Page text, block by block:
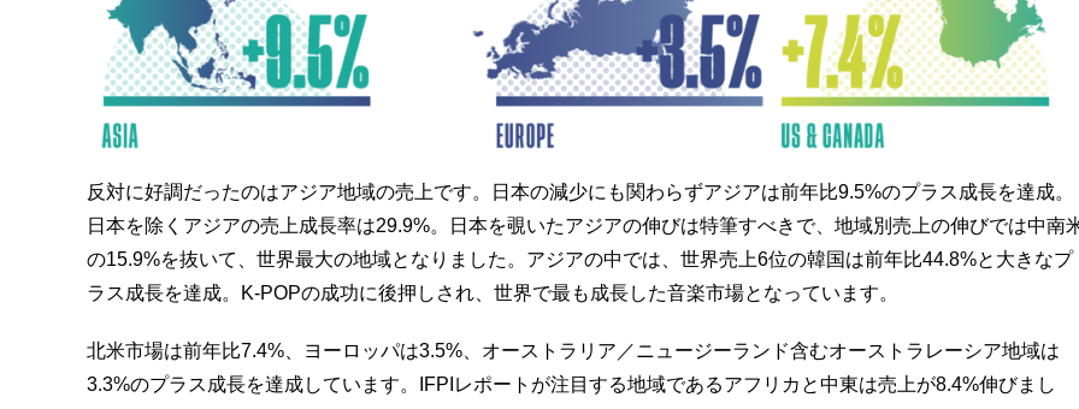
反対に好調だったのはアジア地域の売上です。日本の減少にも関わらずアジアは前年比9.5%のプラス成長を達成。
日本を除くアジアの売上成長率は29.9%。日本を覗いたアジアの伸びは特筆すべきで、地域別売上の伸びでは中南
の15.9%を抜いて、世界最大の地域となりました。アジアの中では、世界売上6位の韓国は前年比44.8%と大きなプ
ラス成長を達成。K-POPの成功に後押しされ、世界で最も成長した音楽市場となっています。
北米市場は前年比7.4%、ヨーロッパは3.5%、オーストラリア／ニュージーランド含むオーストラレーシア地域は
3.3%のプラス成長を達成しています。IFPIレポートが注目する地域であるアフリカと中東は売上が8.4%伸びまし